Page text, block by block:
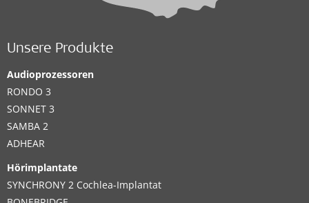
Unsere Produkte
Audioprozessoren
RONDO 3
SONNET 3
SAMBA 2
ADHEAR
Hörimplantate
SYNCHRONY 2 Cochlea-Implantat